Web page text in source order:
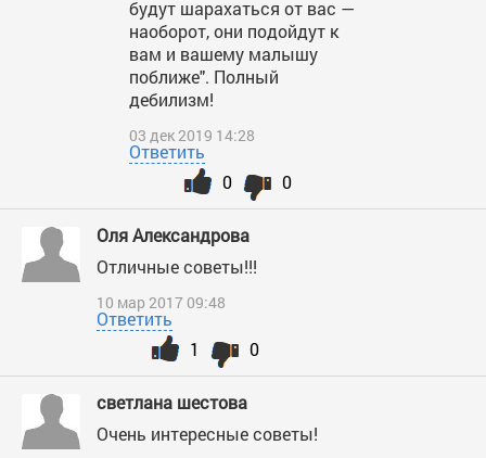
будут шарахаться от вас —
наоборот, они подойдут к
вам и вашему малышу
поближе". Полный
дебилизм!
03 дек 2019 14:28
Ответить
0
0
Оля Александрова
Отличные советы!!!
10 мар 2017 09:48
Ответить
0
1
светлана шестова
Очень интересные советы!